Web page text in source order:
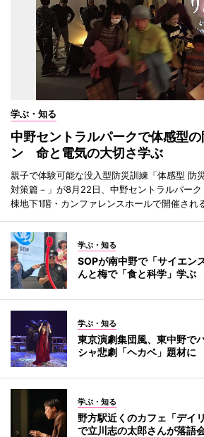
学ぶ・知る
中野セントラルパークで体感型
ン 命と電気の大切さ学ぶ
親子で体験可能な没入型防災訓練「体感型 防
対策篇－」が8月22日、中野セントラルパー
棟地下1階・カンファレンスホールで開催される
学ぶ・知る
SOPが南中野で「サイエ
んと梅で「食と科学」学ぶ
学ぶ・知る
東京演劇集団風、東中野で
シャ悲劇「ヘカベ」題材に
学ぶ・知る
野方駅近くのカフェ「デイ
で立川志の太郎さんが落語